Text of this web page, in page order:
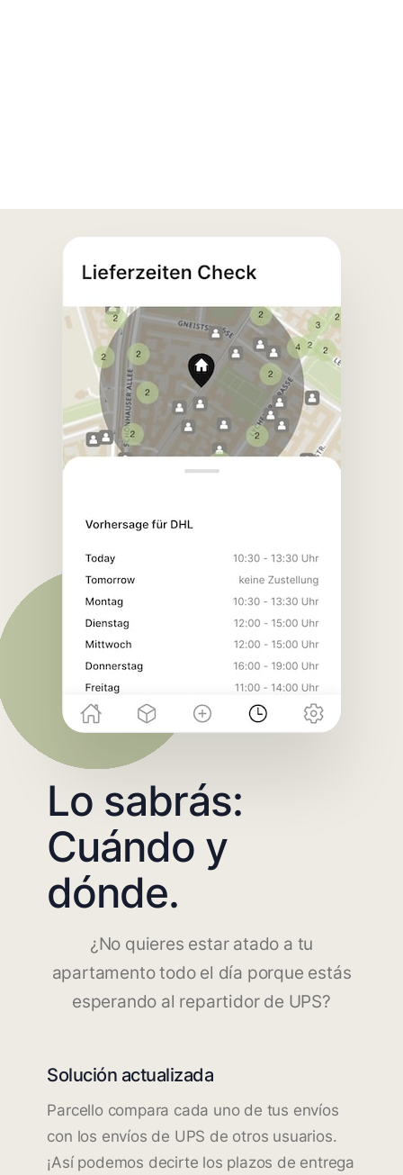
Lo sabrás:
Cuándo y
dónde.
¿No quieres estar atado a tu
apartamento todo el día porque estás
esperando al repartidor de UPS?
Solución actualizada
Parcello compara cada uno de tus envíos
con los envíos de UPS de otros usuarios.
¡Así podemos decirte los plazos de entrega